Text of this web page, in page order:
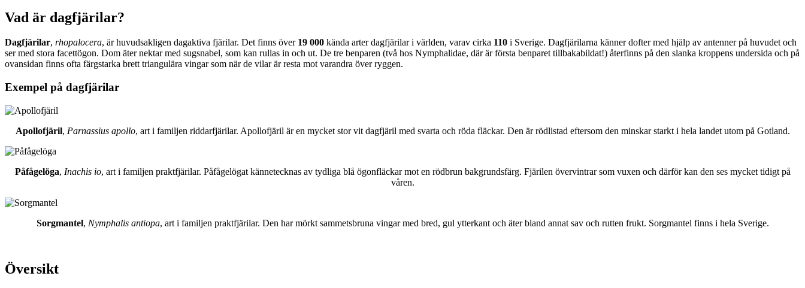
Vad är dagfjärilar?
Dagfjärilar, rhopalocera, är huvudsakligen dagaktiva fjärilar. Det finns över 19 000 kända arter dagfjärilar i världen, varav cirka 110 i Sverige. Dagfjärilarna känner dofter med hjälp av antenner på huvudet och
ser med stora facettögon. Dom äter nektar med sugsnabel, som kan rullas in och ut. De tre benparen (två hos Nymphalidae, där är första benparet tillbakabildat!) återfinns på den slanka kroppens undersida och på
ovansidan finns ofta färgstarka brett triangulära vingar som när de vilar är resta mot varandra över ryggen.
Exempel på dagfjärilar
Apollofjäril, Parnassius apollo, art i familjen riddarfjärilar. Apollofjäril är en mycket stor vit dagfjäril med svarta och röda fläckar. Den är rödlistad eftersom den minskar starkt i hela landet utom på Gotland.
Påfågelöga, Inachis io, art i familjen praktfjärilar. Påfågelögat kännetecknas av tydliga blå ögonfläckar mot en rödbrun bakgrundsfärg. Fjärilen övervintrar som vuxen och därför kan den ses mycket tidigt på
våren.
Sorgmantel, Nymphalis antiopa, art i familjen praktfjärilar. Den har mörkt sammetsbruna vingar med bred, gul ytterkant och äter bland annat sav och rutten frukt. Sorgmantel finns i hela Sverige.
Översikt